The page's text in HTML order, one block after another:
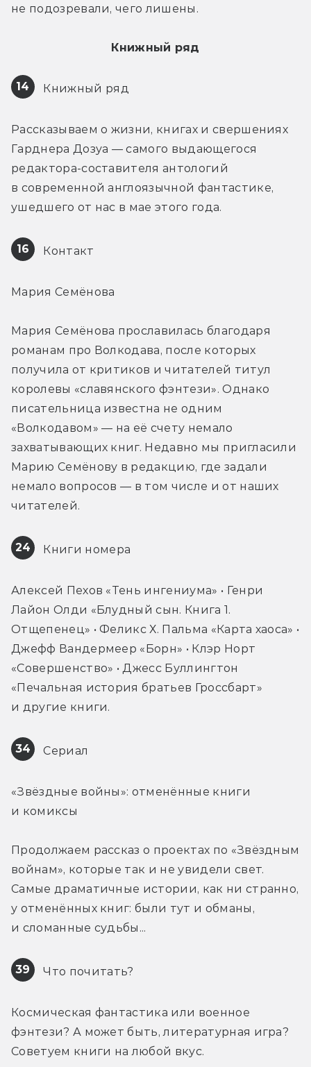
не подозревали, чего лишены.
Книжный ряд
14 Книжный ряд
Рассказываем о жизни, книгах и свершениях
Гарднера Дозуа — самого выдающегося
редактора-составителя антологий
в современной англоязычной фантастике,
ушедшего от нас в мае этого года.
16 Контакт
Мария Семёнова
Мария Семёнова прославилась благодаря
романам про Волкодава, после которых
получила от критиков и читателей титул
королевы «славянского фэнтези». Однако
писательница известна не одним
«Волкодавом» — на её счету немало
захватывающих книг. Недавно мы пригласили
Марию Семёнову в редакцию, где задали
немало вопросов — в том числе и от наших
читателей.
24 Книги номера
Алексей Пехов «Тень ингениума» • Генри
Лайон Олди «Блудный сын. Книга 1.
Отщепенец» • Феликс Х. Пальма «Карта хаоса» •
Джефф Вандермеер «Борн» • Клэр Норт
«Совершенство» • Джесс Буллингтон
«Печальная история братьев Гроссбарт»
и другие книги.
34 Сериал
«Звёздные войны»: отменённые книги
и комиксы
Продолжаем рассказ о проектах по «Звёздным
войнам», которые так и не увидели свет.
Самые драматичные истории, как ни странно,
у отменённых книг: были тут и обманы,
и сломанные судьбы...
39 Что почитать?
Космическая фантастика или военное
фэнтези? А может быть, литературная игра?
Советуем книги на любой вкус.